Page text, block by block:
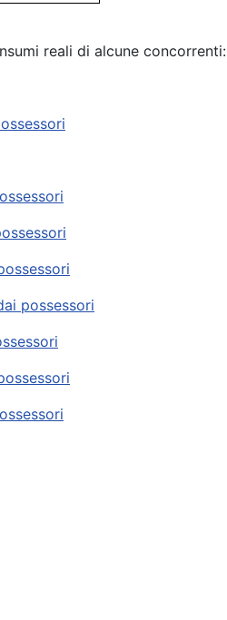
reali di alcune concorrenti:
possessori